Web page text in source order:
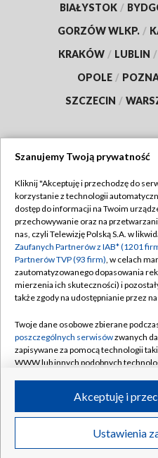
BIAŁYSTOK /
GORZÓW WLKP. /
KRAKÓW / LUBLIN /
OPOLE /
SZCZECIN /
Abonament TVP
Emisja w TVP
Centrum informacji TVP
Naziemna Telewizja
Rada Programowa
System NOS
Informacje o nadawcy
Program dla prasy
Ogłoszenie przetargowe
Polityka
©2026 Telewizja
Szanujemy Twoją prywatność
Kliknij "Akceptuję i przechodzę do
korzystanie z technologii
dostęp do informacji na Twoim
przechowywanie oraz na
nas, czyli Telewizję Polską S.A. w
Zaufanych Partnerów z IAB* (1201
Partnerów TVP (93 firm), w celach
zautomatyzowanego dopasowania
mierzenia ich skuteczności) i
także zgody na udostępnianie przez
Twoje dane osobowe zbierane
poszczególnych serwisówzwanych
zapisywane za pomocą technologii
WWW lub innych podobnych
ruchu w Internecie.
Twoje dane osobowe zbierane
poszczególnych serwisówna Portalu,
Ustawienia
Akceptuję i